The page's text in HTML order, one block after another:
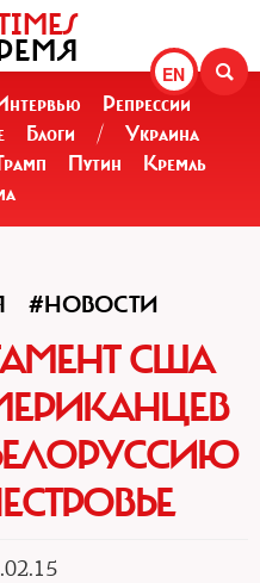
EN
Репрессии
Блоги /
Украина
Путин
Кремль
#НОВОСТИ
США